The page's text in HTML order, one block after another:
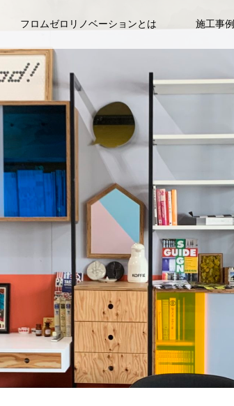
フロムゼロリノベーションとは 施工事例